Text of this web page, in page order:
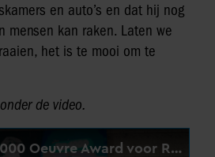
en auto’s en dat hij nog
mensen kan raken. Laten we
het is te mooi om te
de video.